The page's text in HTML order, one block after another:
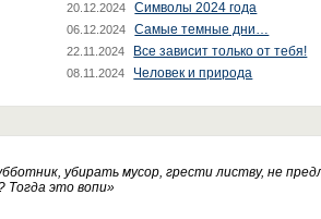
20.12.2024 Символы 2024 года
06.12.2024 Самые темные дни…
22.11.2024 Все зависит только от тебя!
08.11.2024 Человек и природа
убирать мусор, грести листву, не
Тогда это вопи»